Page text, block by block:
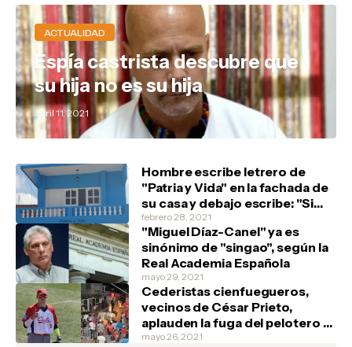
ACTUALIDAD
Espía castrista descubre que
su hija no es su hija
abril 11, 2021
Hombre escribe letrero de
"Patria y Vida" en la fachada de
su casa y debajo escribe: "Si
tienen, un marfilito por favor"
febrero 28, 2021
"Miguel Díaz-Canel" ya es
sinónimo de "singao", según la
Real Academia Española
mayo 29, 2021
Cederistas cienfuegueros,
vecinos de César Prieto,
aplauden la fuga del pelotero y
festejan en la barriada de Junco
mayo 26, 2021